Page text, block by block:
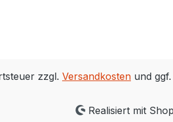
zzgl. Versandkosten und
Realisiert mit